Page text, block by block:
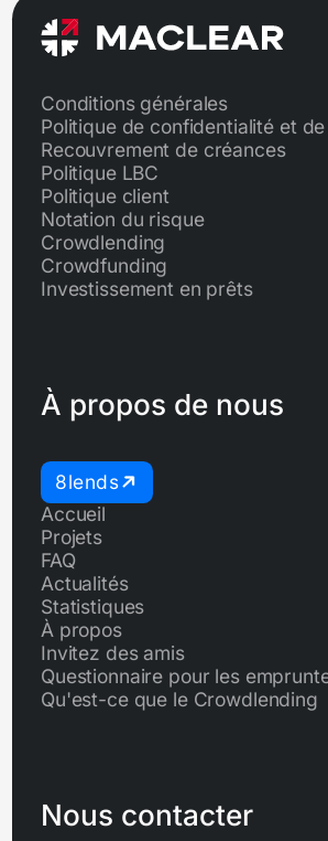
Conditions générales
Politique de confidentialité et
Recouvrement de créances
Politique LBC
Politique client
Notation du risque
Crowdlending
Crowdfunding
Investissement en prêts
À propos de nous
8lends
Accueil
Projets
FAQ
Actualités
Statistiques
À propos
Invitez des amis
Questionnaire pour les
Qu'est-ce que le Crowdlending
Nous contacter